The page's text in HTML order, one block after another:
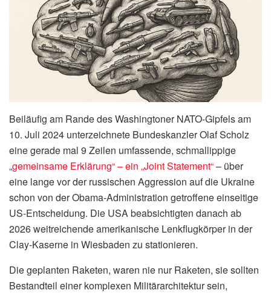
Beiläufig am Rande des Washingtoner NATO-Gipfels am
10. Juli 2024 unterzeichnete Bundeskanzler Olaf Scholz
eine gerade mal 9 Zeilen umfassende, schmallippige
„gemeinsame Erklärung“ – ein „Joint Statement“– über
eine lange vor der russischen Aggression auf die Ukraine
schon von der Obama-Administration getroffene einseitige
US-Entscheidung. Die USA beabsichtigten danach ab
2026 weitreichende amerikanische Lenkflugkörper in der
Clay-Kaserne in Wiesbaden zu stationieren.
Die geplanten Raketen, waren nie nur Raketen, sie sollten
Bestandteil einer komplexen Militärarchitektur sein,